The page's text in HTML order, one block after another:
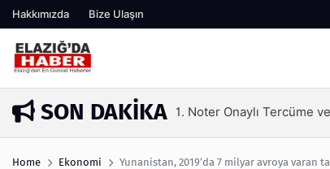
Hakkımızda Bize Ulaşın
SON DAKIKA
Nedir? 3 ay önceKaş
Home Ekonomi Yunanistan, 2019’da 7 milyar avroya varan